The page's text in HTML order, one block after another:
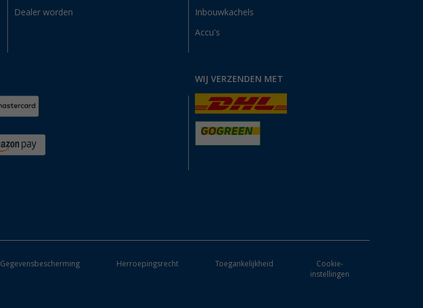
Dealer worden Inbouwkachels
Accu's
WIJ VERZENDEN MET
Gegevensbescherming Herroepingsrecht Toegankelijkheid
Cookie-
instellingen